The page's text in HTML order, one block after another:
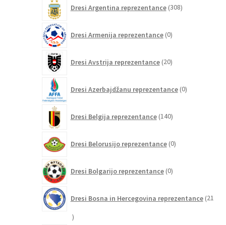
Dresi Argentina reprezentance 308izdelkov
Dresi Armenija reprezentance 0izdelkov
Dresi Avstrija reprezentance 20izdelkov
Dresi Azerbajdžanu reprezentance 0izdelkov
Dresi Belgija reprezentance 140izdelkov
Dresi Belorusijo reprezentance 0izdelkov
Dresi Bolgarijo reprezentance 0izdelkov
Dresi Bosna in Hercegovina reprezentance 21
21